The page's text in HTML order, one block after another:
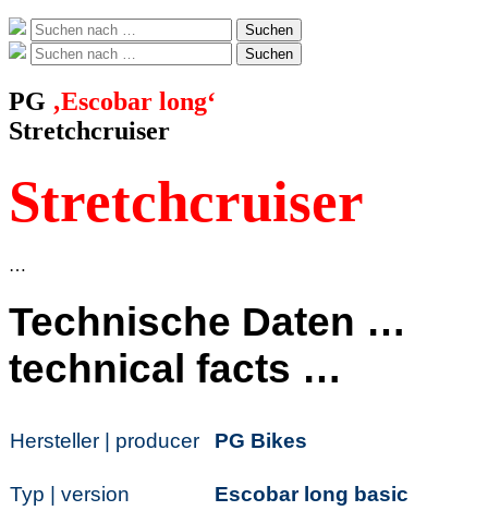
Suche
nach:
Suchen
Suche
nach:
Suchen
PG ‚Escobar long‘
Stretchcruiser
Stretchcruiser
…
Technische Daten …
technical facts …
Hersteller | producer PG Bikes
Typ | version
Escobar long basic